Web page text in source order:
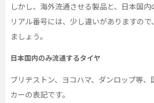
しかし、海外流通させる製品と、日本国
リアル番号には、少し違いがありますので
ましょう。
日本国内のみ流通するタイヤ
ブリヂストン、ヨコハマ、ダンロップ等、
カーの表記です。